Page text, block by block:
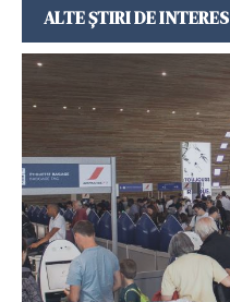
ALTE ȘTIRI DE INTERES